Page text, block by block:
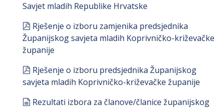
Savjet mladih Republike Hrvatske
pdf
Rješenje o izboru zamjenika predsjednika
Županijskog savjeta mladih Koprivničko-križevačke
županije
pdf
Rješenje o izboru predsjednika Županijskog
savjeta mladih Koprivničko-križevačke županije
document
Rezultati izbora za članove/članice županijskog